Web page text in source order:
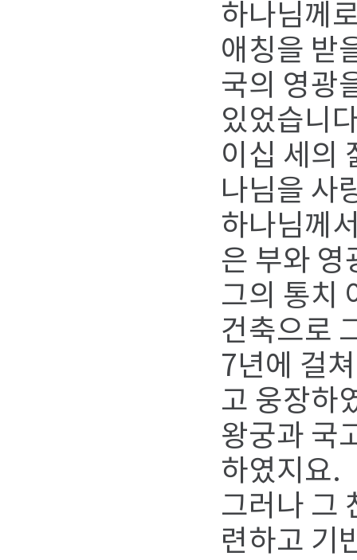
하나님께
애칭을 받
국의 영광
있었습니
이십 세의
나님을 사
하나님께
은 부와 영
그의 통치
건축으로
7년에 걸
고 웅장하
왕궁과 국
하였지요.
그러나 그
련하고 기